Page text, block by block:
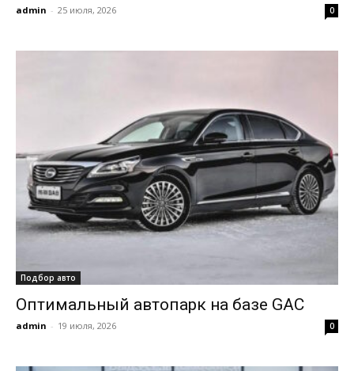
admin - 25 июля, 2026 0
Подбор авто
Оптимальный автопарк на базе GAC
admin - 19 июля, 2026 0